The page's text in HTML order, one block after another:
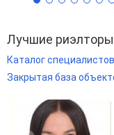
Лучшие
Каталог специалистов
Закрытая база